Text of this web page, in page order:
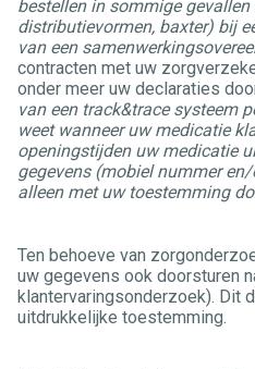
bestellen in sommige
distributievormen, baxter) bij
van een
contracten met uw
onder meer uw declaraties
van een track&trace systeem
weet wanneer uw medicatie
openingstijden uw medicatie
gegevens (mobiel nummer
alleen met uw toestemming
Ten behoeve van
uw gegevens ook doorsturen
klantervaringsonderzoek). Dit
uitdrukkelijke toestemming.